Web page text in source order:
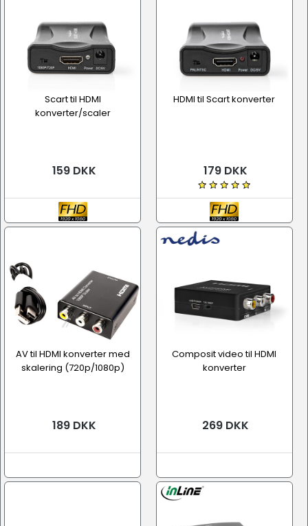
Scart til HDMI
konverter/scaler
159 DKK
HDMI til Scart konverter
179 DKK
AV til HDMI konverter med
skalering (720p/1080p)
189 DKK
Composit video til HDMI
konverter
269 DKK